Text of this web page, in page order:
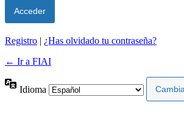
Registro | ¿Has olvidado tu contraseña?
← Ir a FIAI
Idioma